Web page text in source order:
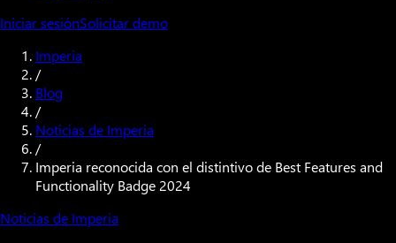
Iniciar sesiónSolicitar demo
Imperia
/
Blog
/
Noticias de Imperia
/
Imperia reconocida con el distintivo de Best Features and
Functionality Badge 2024
Noticias de Imperia